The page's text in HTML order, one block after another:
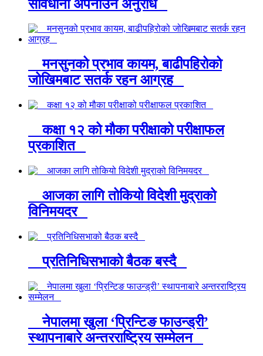
सावधानी अपनाउन अनुरोध
मनसुनको प्रभाव कायम, बाढीपहिरोको
जोखिमबाट सतर्क रहन आग्रह
कक्षा १२ को मौका परीक्षाको परीक्षाफल
प्रकाशित
आजका लागि तोकियो विदेशी मुद्राको
विनिमयदर
प्रतिनिधिसभाको बैठक बस्दै
नेपालमा खुला ‘प्रिन्टिङ फाउन्ड्री’
स्थापनाबारे अन्तरराष्ट्रिय सम्मेलन